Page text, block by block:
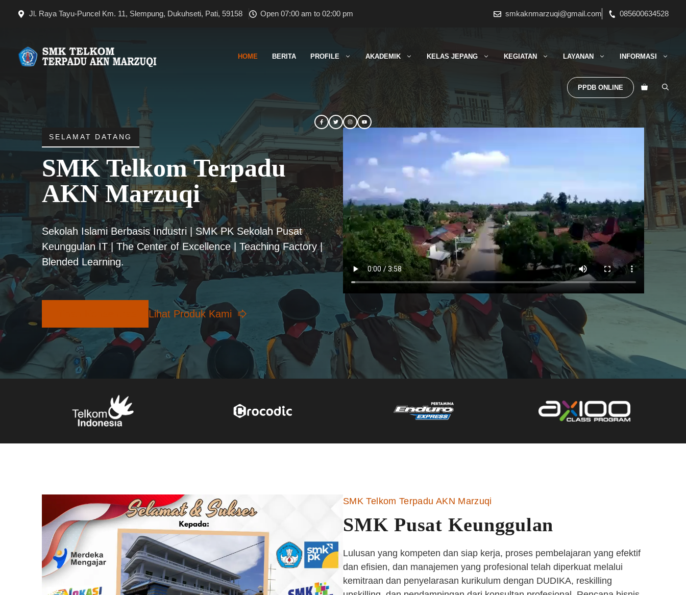
Jl. Raya Tayu-Puncel Km. 11, Slempung, Dukuhseti, Pati, 59158 Open 07:00 am to 02:00 pm smkaknmarzuqi@gmail.com 085600634528
HOME BERITA PROFILE AKADEMIK KELAS JEPANG KEGIATAN LAYANAN INFORMASI
PPDB ONLINE
SELAMAT DATANG
SMK Telkom Terpadu
AKN Marzuqi
Sekolah Islami Berbasis Industri | SMK PK Sekolah Pusat
Keunggulan IT | The Center of Excellence | Teaching Factory |
Blended Learning.
Lihat Produk Kami
SMK Telkom Terpadu AKN Marzuqi
SMK Pusat Keunggulan
Lulusan yang kompeten dan siap kerja, proses pembelajaran yang efektif
dan efisien, dan manajemen yang profesional telah diperkuat melalui
kemitraan dan penyelarasan kurikulum dengan DUDIKA, reskilling